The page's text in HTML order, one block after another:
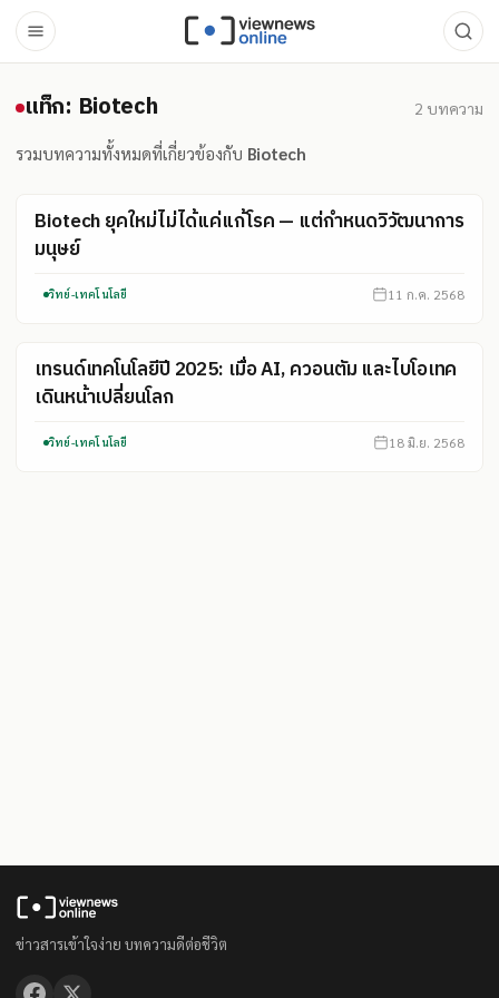
แท็ก: Biotech
แท็ก: Biotech 2 บทความ
รวมบทความทั้งหมดที่เกี่ยวข้องกับ Biotech
Biotech ยุคใหม่ไม่ได้แค่แก้โรค — แต่กำหนดวิวัฒนาการ
มนุษย์
วิทย์-เทคโนโลยี 11 ก.ค. 2568
เทรนด์เทคโนโลยีปี 2025: เมื่อ AI, ควอนตัม และไบโอเทค
เดินหน้าเปลี่ยนโลก
วิทย์-เทคโนโลยี 18 มิ.ย. 2568
ข่าวสารเข้าใจง่าย บทความดีต่อชีวิต